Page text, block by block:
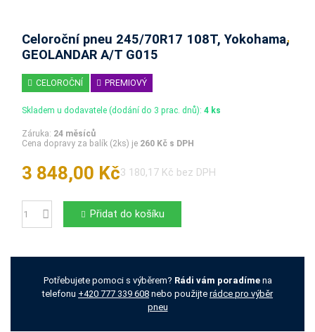
Celoroční pneu 245/70R17 108T, Yokohama,
GEOLANDAR A/T G015
CELOROČNÍ PREMIOVÝ
Skladem u dodavatele (dodání do 3 prac. dnů):4 ks
Záruka: 24 měsíců
Cena dopravy za balík (2ks) je 260 Kč s DPH
3 848,00 Kč3 180,17 Kč bez DPH
Počet Přidat do košíku
Potřebujete pomoci s výběrem? Rádi vám poradímena
telefonu +420 777 339 608 nebo použijte rádce pro výběr
pneu